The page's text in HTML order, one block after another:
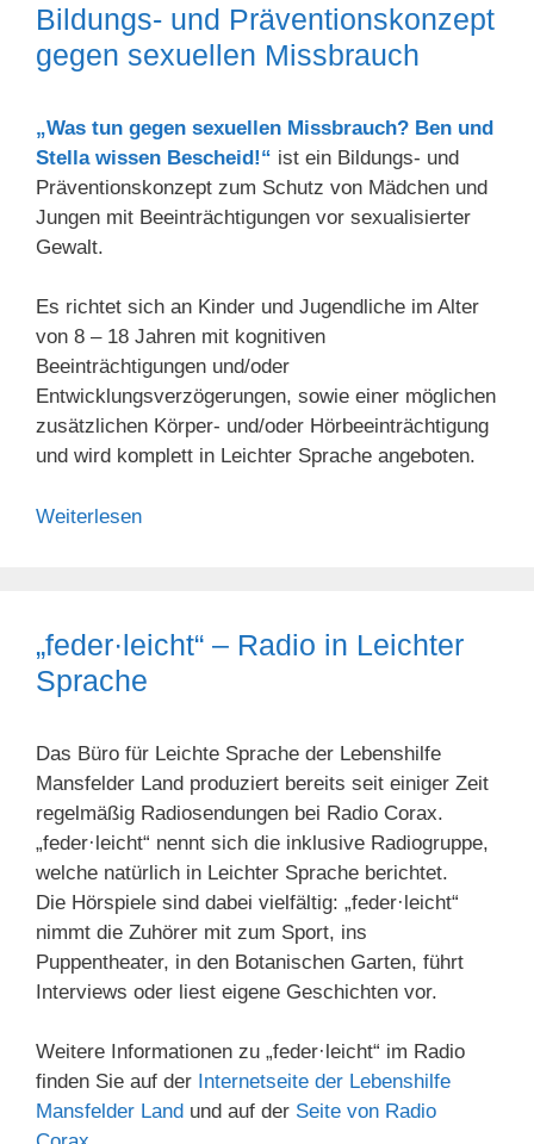
Bildungs- und Präventionskonzept
gegen sexuellen Missbrauch
„Was tun gegen sexuellen Missbrauch? Ben und
Stella wissen Bescheid!“ ist ein Bildungs- und
Präventionskonzept zum Schutz von Mädchen und
Jungen mit Beeinträchtigungen vor sexualisierter
Gewalt.
Es richtet sich an Kinder und Jugendliche im Alter
von 8 – 18 Jahren mit kognitiven
Beeinträchtigungen und/oder
Entwicklungsverzögerungen, sowie einer möglichen
zusätzlichen Körper- und/oder Hörbeeinträchtigung
und wird komplett in Leichter Sprache angeboten.
Weiterlesen
„feder·leicht“ – Radio in Leichter
Sprache
Das Büro für Leichte Sprache der Lebenshilfe
Mansfelder Land produziert bereits seit einiger Zeit
regelmäßig Radiosendungen bei Radio Corax.
„feder·leicht“ nennt sich die inklusive Radiogruppe,
welche natürlich in Leichter Sprache berichtet.
Die Hörspiele sind dabei vielfältig: „feder·leicht“
nimmt die Zuhörer mit zum Sport, ins
Puppentheater, in den Botanischen Garten, führt
Interviews oder liest eigene Geschichten vor.
Weitere Informationen zu „feder·leicht“ im Radio
finden Sie auf der Internetseite der Lebenshilfe
Mansfelder Land und auf der Seite von Radio